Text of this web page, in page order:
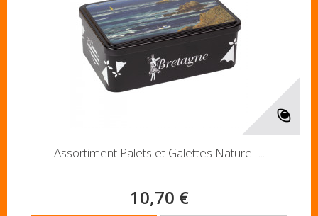
Assortiment Palets et Galettes Nature -...
10,70 €